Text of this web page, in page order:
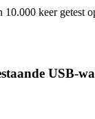
10.000 keer getest
USB-